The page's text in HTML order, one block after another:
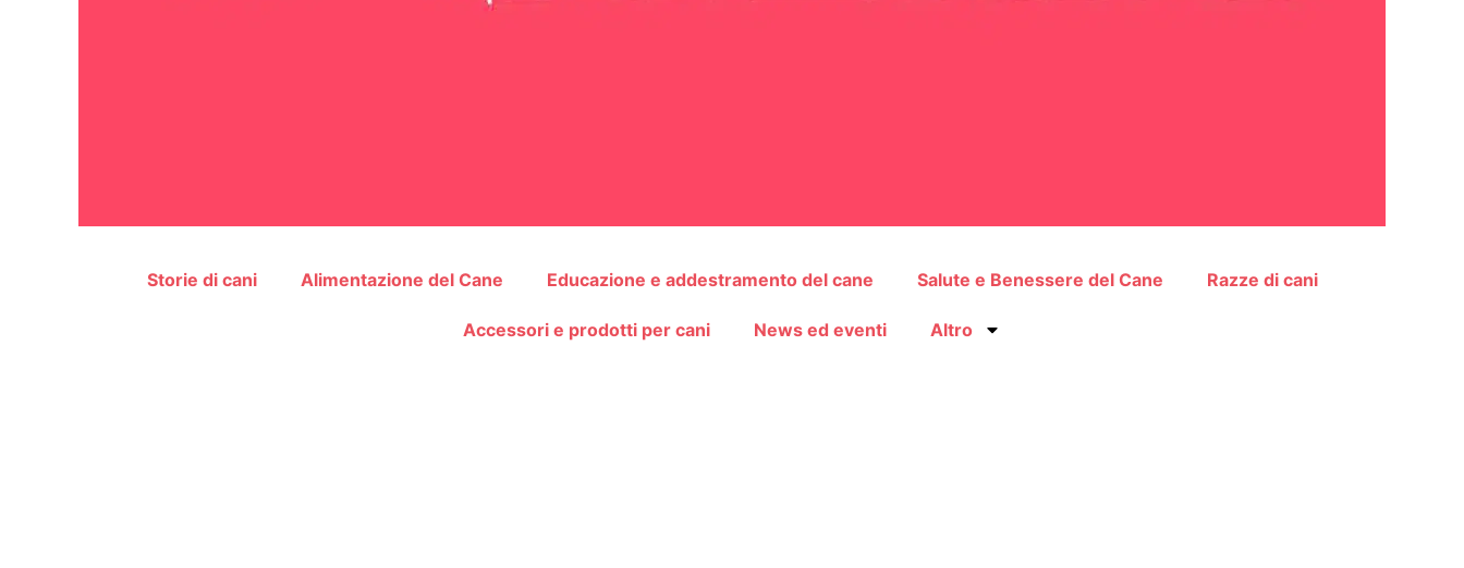
Storie di cani Alimentazione del Cane Educazione e addestramento del cane Salute e Benessere del Cane Razze di cani
Accessori e prodotti per cani News ed eventi Altro